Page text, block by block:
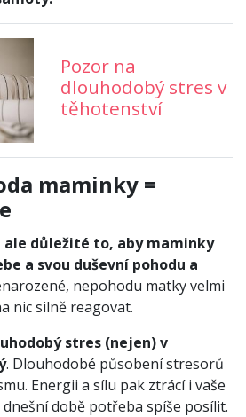
Pozor na
dlouhodobý stres v
těhotenství
maminky =
ale důležité to, aby maminky
a svou duševní pohodu a
nepohodu matky velmi
nic silně reagovat.
stres (nejen) v
. Dlouhodobé působení stresorů
Energii a sílu pak ztrácí i vaše
době potřeba spíše posílit.